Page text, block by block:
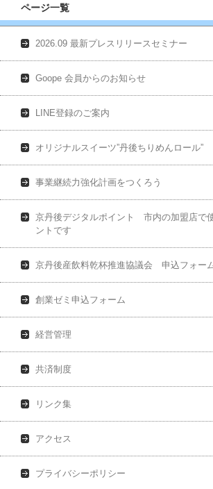
ページ一覧
2026.09 最新プレスリリースセミナー
Goope 会員からのお知らせ
LINE登録のご案内
オリジナルスイーツ”丹後ちりめんロール”
事業継続力強化計画をつくろう
京丹後デジタルポイント 市内の加盟店で
ントです
京丹後産飲料乾杯推進協議会 申込フォー
創業ゼミ申込フォーム
経営管理
共済制度
リンク集
アクセス
プライバシーポリシー